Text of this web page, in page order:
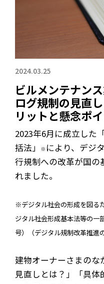
2024.03.25
ビルメンテナン
ログ規制の見直
リットと懸念ポ
2023年6月に成立した
括法」
※ により、デジ
行規制への改革が国の
れました。
※デジタル社会の形成を図る
ジタル社会形成基本法等の一
号）（デジタル規制改革推進
建物オーナーさまのな
見直しとは？」「具体